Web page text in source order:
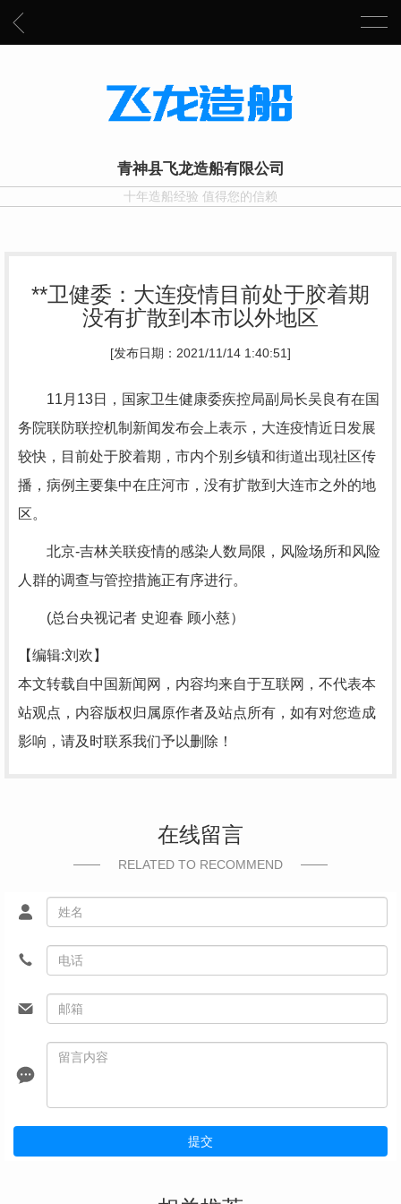
青神县飞龙造船有限公司
十年造船经验 值得您的信赖
**卫健委：大连疫情目前处于胶着期
没有扩散到本市以外地区
[发布日期：2021/11/14 1:40:51]
11月13日，国家卫生健康委疾控局副局长吴良有在国
务院联防联控机制新闻发布会上表示，大连疫情近日发展
较快，目前处于胶着期，市内个别乡镇和街道出现社区传
播，病例主要集中在庄河市，没有扩散到大连市之外的地
区。
北京-吉林关联疫情的感染人数局限，风险场所和风险
人群的调查与管控措施正有序进行。
(总台央视记者 史迎春 顾小慈）
【编辑:刘欢】
本文转载自中国新闻网，内容均来自于互联网，不代表本
站观点，内容版权归属原作者及站点所有，如有对您造成
影响，请及时联系我们予以删除！
在线留言
RELATED TO RECOMMEND
提交